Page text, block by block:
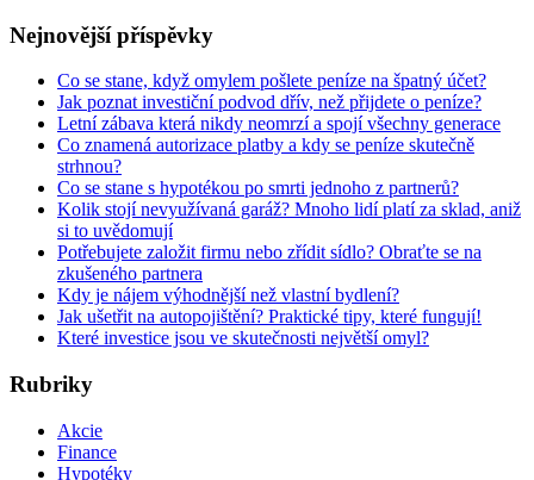
Nejnovější příspěvky
Co se stane, když omylem pošlete peníze na špatný účet?
Jak poznat investiční podvod dřív, než přijdete o peníze?
Letní zábava která nikdy neomrzí a spojí všechny generace
Co znamená autorizace platby a kdy se peníze skutečně
strhnou?
Co se stane s hypotékou po smrti jednoho z partnerů?
Kolik stojí nevyužívaná garáž? Mnoho lidí platí za sklad, aniž
si to uvědomují
Potřebujete založit firmu nebo zřídit sídlo? Obraťte se na
zkušeného partnera
Kdy je nájem výhodnější než vlastní bydlení?
Jak ušetřit na autopojištění? Praktické tipy, které fungují!
Které investice jsou ve skutečnosti největší omyl?
Rubriky
Akcie
Finance
Hypotéky